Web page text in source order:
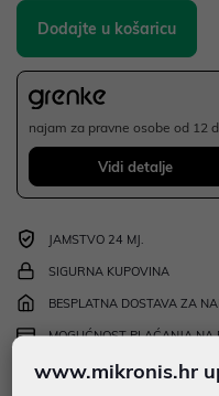
Dodajte u košaricu
najam za pravne osobe od 12
Vidi detalje
JAMSTVO 24 MJ.
SIGURNA KUPOVINA
BESPLATNA DOSTAVA ZA
MOGUĆNOST PLAĆANJA NA
www.mikronis.hr